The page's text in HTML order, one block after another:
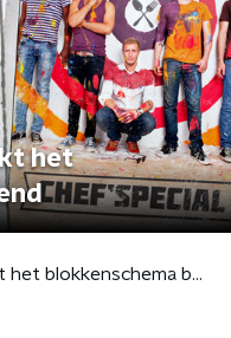
het
Concert At Sea maakt het blokkenschema bekend